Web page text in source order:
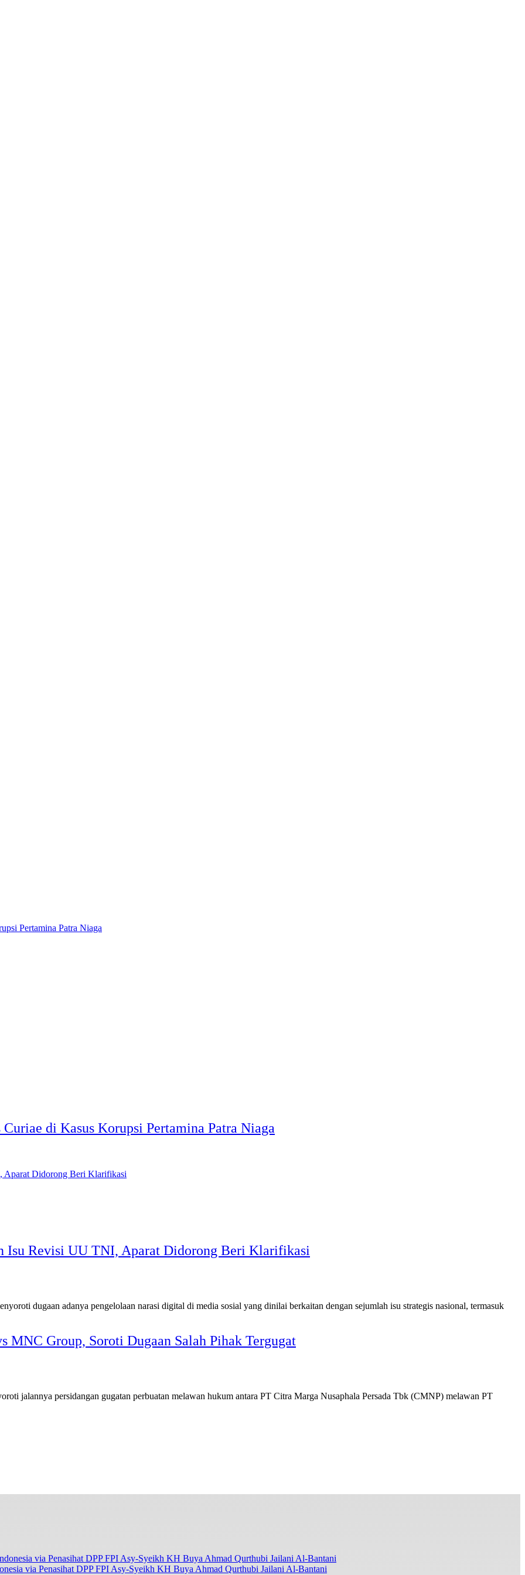
di Kasus Korupsi Pertamina Patra Niaga
Isu Revisi UU TNI, Aparat Didorong Beri Klarifikasi
dugaan adanya pengelolaan narasi digital di media sosial yang dinilai berkaitan dengan sejumlah isu strategis nasional, termasuk
MNC Group, Soroti Dugaan Salah Pihak Tergugat
jalannya persidangan gugatan perbuatan melawan hukum antara PT Citra Marga Nusaphala Persada Tbk (CMNP) melawan PT
via Penasihat DPP FPI Asy-Syeikh KH Buya Ahmad Qurthubi Jailani Al-Bantani